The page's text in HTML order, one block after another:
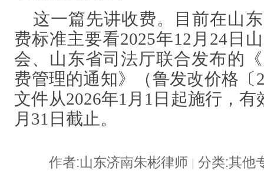
这一篇先讲收费。目前在山
费标准主要看2025年12月24日
会、山东省司法厅联合发布的
费管理的通知》（鲁发改价格〔
文件从2026年1月1日起施行，有
月31日截止。
作者:山东济南朱彬律师 分类:其他